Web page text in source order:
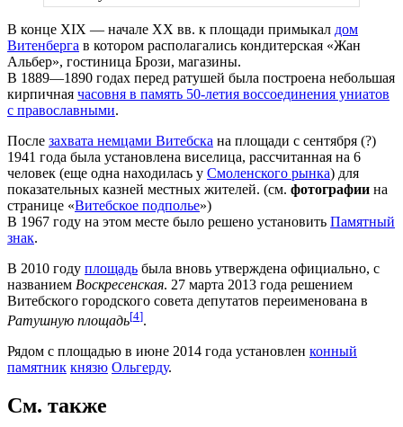
В конце XIX — начале XX вв. к площади примыкал дом
Витенберга в котором располагались кондитерская «Жан
Альбер», гостиница Брози, магазины.
В 1889—1890 годах перед ратушей была построена небольшая
кирпичная часовня в память 50-летия воссоединения униатов
с православными.
После захвата немцами Витебска на площади с сентября (?)
1941 года была установлена виселица, рассчитанная на 6
человек (еще одна находилась у Смоленского рынка) для
показательных казней местных жителей. (см. фотографии на
странице «Витебское подполье»)
В 1967 году на этом месте было решено установить Памятный
знак.
В 2010 году площадь была вновь утверждена официально, с
названием Воскресенская. 27 марта 2013 года решением
Витебского городского совета депутатов переименована в
Ратушную площадь[4].
Рядом с площадью в июне 2014 года установлен конный
памятник князю Ольгерду.
См. также